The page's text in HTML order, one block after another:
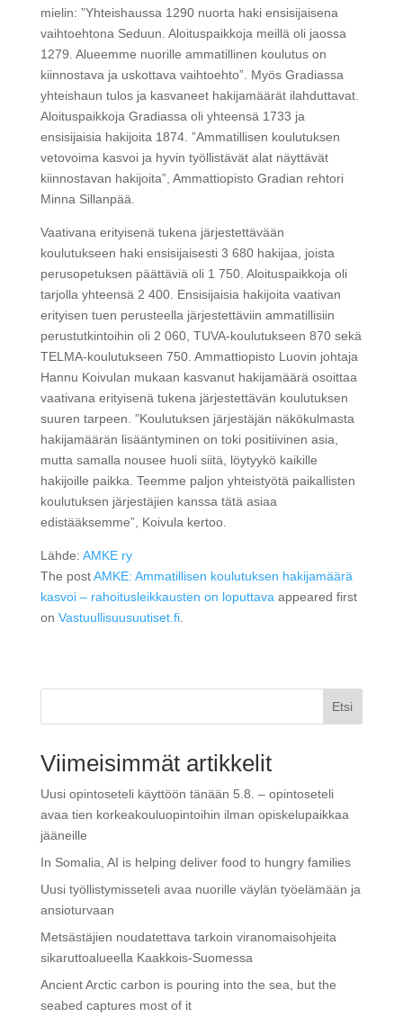
mielin: ”Yhteishaussa 1290 nuorta haki ensisijaisena
vaihtoehtona Seduun. Aloituspaikkoja meillä oli jaossa
1279. Alueemme nuorille ammatillinen koulutus on
kiinnostava ja uskottava vaihtoehto”. Myös Gradiassa
yhteishaun tulos ja kasvaneet hakijamäärät ilahduttavat.
Aloituspaikkoja Gradiassa oli yhteensä 1733 ja
ensisijaisia hakijoita 1874. ”Ammatillisen koulutuksen
vetovoima kasvoi ja hyvin työllistävät alat näyttävät
kiinnostavan hakijoita”, Ammattiopisto Gradian rehtori
Minna Sillanpää.
Vaativana erityisenä tukena järjestettävään
koulutukseen haki ensisijaisesti 3 680 hakijaa, joista
perusopetuksen päättäviä oli 1 750. Aloituspaikkoja oli
tarjolla yhteensä 2 400. Ensisijaisia hakijoita vaativan
erityisen tuen perusteella järjestettäviin ammatillisiin
perustutkintoihin oli 2 060, TUVA-koulutukseen 870 sekä
TELMA-koulutukseen 750. Ammattiopisto Luovin johtaja
Hannu Koivulan mukaan kasvanut hakijamäärä osoittaa
vaativana erityisenä tukena järjestettävän koulutuksen
suuren tarpeen. ”Koulutuksen järjestäjän näkökulmasta
hakijamäärän lisääntyminen on toki positiivinen asia,
mutta samalla nousee huoli siitä, löytyykö kaikille
hakijoille paikka. Teemme paljon yhteistyötä paikallisten
koulutuksen järjestäjien kanssa tätä asiaa
edistääksemme”, Koivula kertoo.
Lähde: AMKE ry
The postAMKE: Ammatillisen koulutuksen hakijamäärä
kasvoi – rahoitusleikkausten on loputtavaappeared first
on Vastuullisuusuutiset.fi.
Etsi
Viimeisimmät artikkelit
Uusi opintoseteli käyttöön tänään 5.8. – opintoseteli
avaa tien korkeakouluopintoihin ilman opiskelupaikkaa
jääneille
In Somalia, AI is helping deliver food to hungry families
Uusi työllistymisseteli avaa nuorille väylän työelämään ja
ansioturvaan
Metsästäjien noudatettava tarkoin viranomaisohjeita
sikaruttoalueella Kaakkois-Suomessa
Ancient Arctic carbon is pouring into the sea, but the
seabed captures most of it